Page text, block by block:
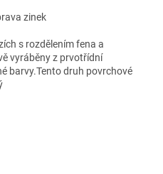
zinek
s rozdělením fena a
vyráběny z prvotřídní
barvy.Tento druh povrchové